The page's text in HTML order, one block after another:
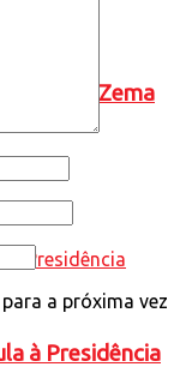
Romeu Zema
à Presidência
a próxima vez